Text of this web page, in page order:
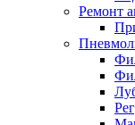
Ремонт